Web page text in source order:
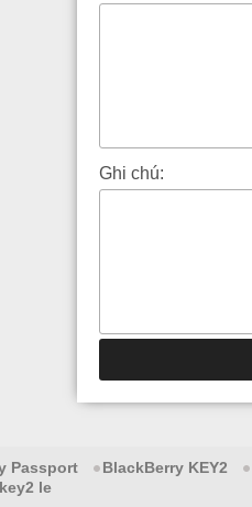
Ghi chú:
Passport BlackBerry KEY2
le